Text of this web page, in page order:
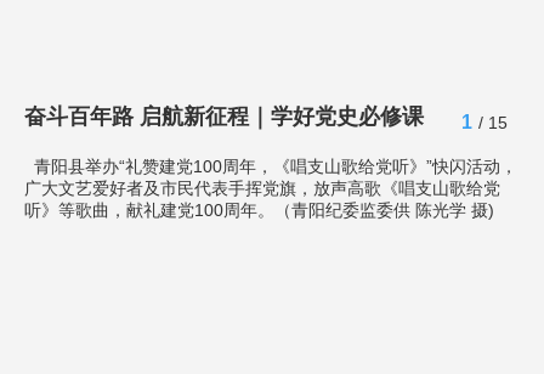
奋斗百年路 启航新征程｜学好党史必修课 1 / 15
青阳县举办“礼赞建党100周年，《唱支山歌给党听》”快闪活动，
广大文艺爱好者及市民代表手挥党旗，放声高歌《唱支山歌给党
听》等歌曲，献礼建党100周年。（青阳纪委监委供 陈光学 摄)